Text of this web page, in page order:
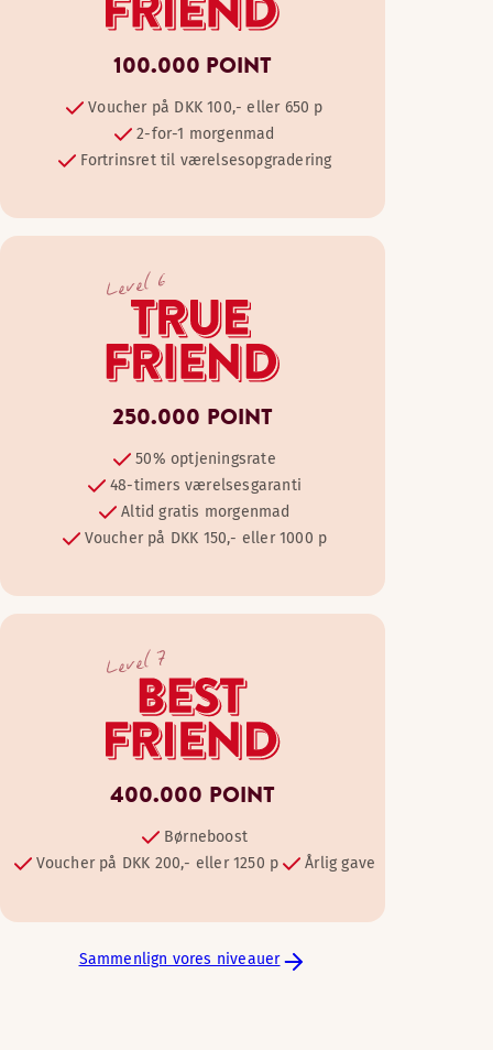
100.000 POINT
Voucher på DKK 100,- eller 650 p
2-for-1 morgenmad
Fortrinsret til værelsesopgradering
Level 6
250.000 POINT
50% optjeningsrate
48-timers værelsesgaranti
Altid gratis morgenmad
Voucher på DKK 150,- eller 1000 p
Level 7
400.000 POINT
Børneboost
Voucher på DKK 200,- eller 1250 p
Årlig gave
Sammenlign vores niveauer